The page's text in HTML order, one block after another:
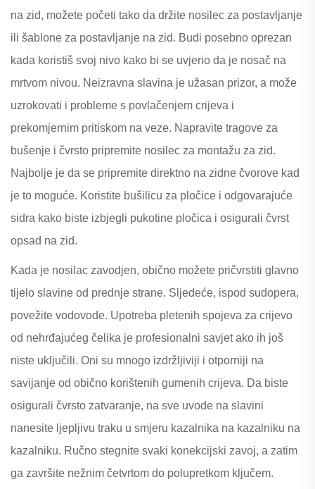
na zid, možete početi tako da držite nosilec za postavljanje
ili šablone za postavljanje na zid. Budi posebno oprezan
kada koristiš svoj nivo kako bi se uvjerio da je nosač na
mrtvom nivou. Neizravna slavina je užasan prizor, a može
uzrokovati i probleme s povlačenjem crijeva i
prekomjernim pritiskom na veze. Napravite tragove za
bušenje i čvrsto pripremite nosilec za montažu za zid.
Najbolje je da se pripremite direktno na zidne čvorove kad
je to moguće. Koristite bušilicu za pločice i odgovarajuće
sidra kako biste izbjegli pukotine pločica i osigurali čvrst
opsad na zid.
Kada je nosilac zavodjen, obično možete pričvrstiti glavno
tijelo slavine od prednje strane. Sljedeće, ispod sudopera,
povežite vodovode. Upotreba pletenih spojeva za crijevo
od nehrđajućeg čelika je profesionalni savjet ako ih još
niste uključili. Oni su mnogo izdržljiviji i otporniji na
savijanje od obično korištenih gumenih crijeva. Da biste
osigurali čvrsto zatvaranje, na sve uvode na slavini
nanesite ljepljivu traku u smjeru kazalnika na kazalniku na
kazalniku. Ručno stegnite svaki konekcijski zavoj, a zatim
ga završite nežnim četvrtom do polupretkom ključem.